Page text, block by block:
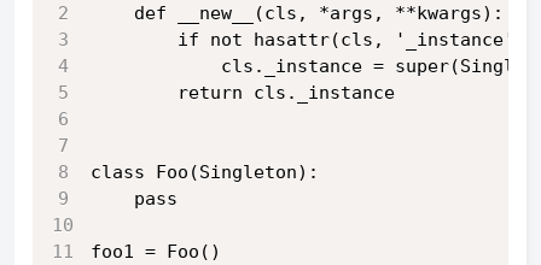
    def __new__(cls, *args, **kwargs):
        if not hasattr(cls, '_instance'):
cls._instance =
        return cls._instance
class Foo(Singleton):
    pass
foo1 = Foo()